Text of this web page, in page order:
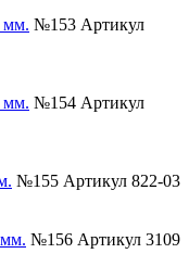
№153 Артикул
№154 Артикул
№155 Артикул 822-03
№156 Артикул 3109